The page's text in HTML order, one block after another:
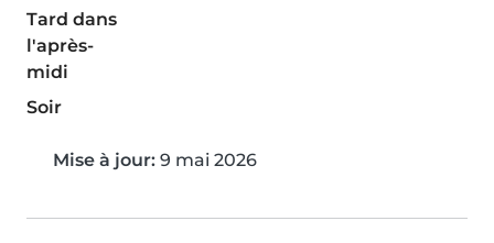
Tard dans
l'après-
midi
Soir
Mise à jour: 9 mai 2026